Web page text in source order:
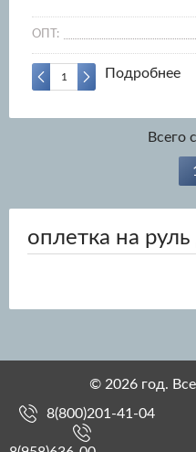
ОПТ:
Подробнее
Всего
1
оплетка на
© 2026 год.
8(800)201-41-04